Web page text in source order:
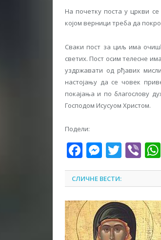
На почетку поста у цркви
којом верници треба да
Сваки пост за циљ има
светих. Пост осим телесне
уздржавати од рђавих
настојању да се човек
покајања и по благослову
Господом Исусуом Христом.
Подели:
Facebook
СЛИЧНЕ ВЕСТИ: